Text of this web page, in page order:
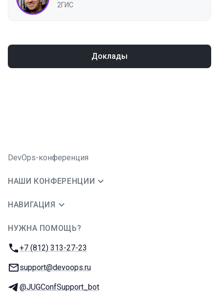
2ГИС
Доклады
DevOps-конференция
НАШИ КОНФЕРЕНЦИИ
НАВИГАЦИЯ
НУЖНА ПОМОЩЬ?
Телефон:
+7 (812) 313-27-23
E-mail:
support@devoops.ru
Телеграм:
@JUGConfSupport_bot